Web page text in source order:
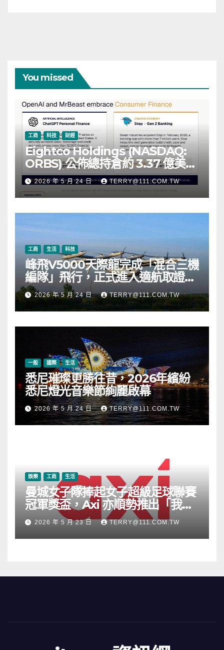
You missed
工商 科技 財經
Eightco Holdings (NASDAQ:
ORBS) 公佈總持倉約 3.37 億美
元，涵蓋 OpenAI、Beast
Industries、超過 11,000 枚以太
幣 (ETH) 及逾 2.83 億枚 WLD 代
幣
2026 年 5 月 24 日 TERRY@111.COM.TW
工商 生活 科技
峰飛V5000天際龍完成「混合三機
編隊」飛行，正式進入適航取證階
段2026 年 5 月 24 日 TERRY@111.COM.TW
一般 國際 生活
悉尼璀璨更勝往昔，2026年繽紛
悉尼燈光音樂節絢麗啟幕
2026 年 5 月 24 日 TERRY@111.COM.TW
娛樂 工商 生活
曼城女子隊捧起女子超級足球聯賽
冠軍獎盃，Axi 亦順勢推出「我的
根源」宣傳活動
2026 年 5 月 23 日 TERRY@111.COM.TW